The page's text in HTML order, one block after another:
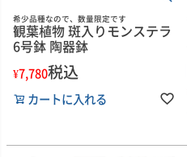
希少品種なので、数量限定です
観葉植物 斑入りモンステラ
6号鉢 陶器鉢
¥7,780税込
カートに入れる